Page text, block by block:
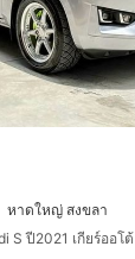
หาดใหญ่ สงขลา
S ปี2021 เกียร์ออโต้